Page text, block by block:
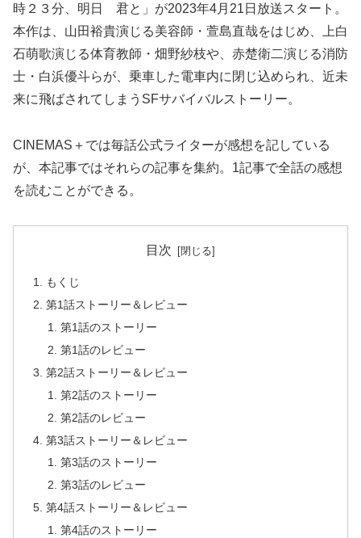
時２３分、明日 君と」が2023年4月21日放送スタート。
本作は、山田裕貴演じる美容師・萱島直哉をはじめ、上白
石萌歌演じる体育教師・畑野紗枝や、赤楚衛二演じる消防
士・白浜優斗らが、乗車した電車内に閉じ込められ、近未
来に飛ばされてしまうSFサバイバルストーリー。
CINEMAS＋では毎話公式ライターが感想を記している
が、本記事ではそれらの記事を集約。1記事で全話の感想
を読むことができる。
目次
もくじ
第1話ストーリー＆レビュー
第1話のストーリー
第1話のレビュー
第2話ストーリー＆レビュー
第2話のストーリー
第2話のレビュー
第3話ストーリー＆レビュー
第3話のストーリー
第3話のレビュー
第4話ストーリー＆レビュー
第4話のストーリー